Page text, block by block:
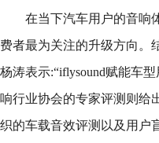
在当下汽车用户的音响
费者最为关注的升级方向。
杨涛表示:“iflysound赋能车
响行业协会的专家评测则给
织的车载音效评测以及用户